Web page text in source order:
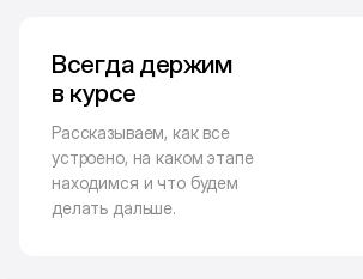
Всегда держим
в курсе
Рассказываем, как все
устроено, на каком этапе
находимся и что будем
делать дальше.